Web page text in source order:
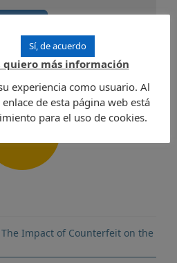
The Impact of Counterfeit on the
Sí, de acuerdo
quiero más información
experiencia como usuario. Al
de esta página web está
para el uso de cookies.